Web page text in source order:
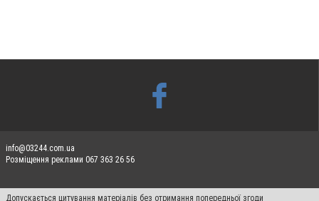
info@03244.com.ua
Розміщення реклами 067 363 26 56
Допускається цитування матеріалів без отримання попередньої згоди